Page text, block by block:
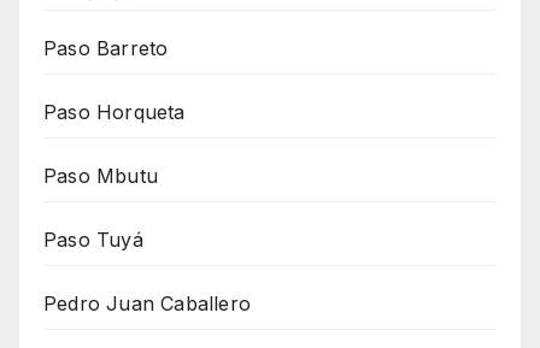
Paso Barreto
Paso Horqueta
Paso Mbutu
Paso Tuyá
Pedro Juan Caballero